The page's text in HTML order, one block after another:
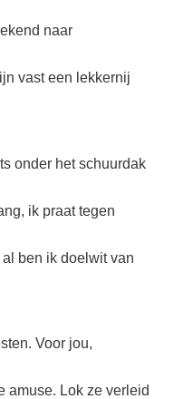
naar
vast een lekkernij
onder het schuurdak
ik praat tegen
ben ik doelwit van
Voor jou,
amuse. Lok ze verleid